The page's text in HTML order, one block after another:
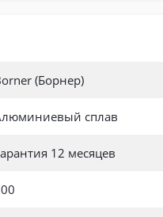
(Борнер)
сплав
12 месяцев